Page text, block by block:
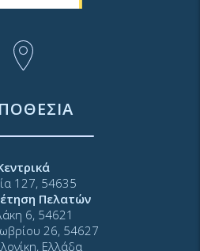
127, 54635
Πελατών
6, 54621
26, 54627
Ελλάδα